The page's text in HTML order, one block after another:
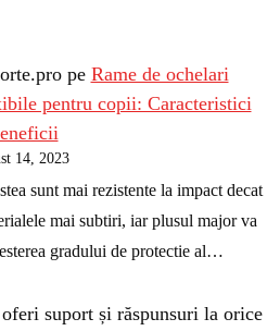
pe Rame de ochelari
pentru copii: Caracteristici
14, 2023
sunt mai rezistente la impact decat
mai subtiri, iar plusul major va
gradului de protectie al…
suport și răspunsuri la orice